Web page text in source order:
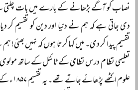
نصاب کو آگے بڑھانے کے بارے میں بات چلتی
دی جاتی ہے کہ ہم نے دنیا اور دین کو تقسیم کر
تقسیم پیدا کر دی۔ میں کہا کرتا ہوں کہ نہیں
تعلیمی نظام درس نظامی کے ٹائٹل کے ساتھ
علوم